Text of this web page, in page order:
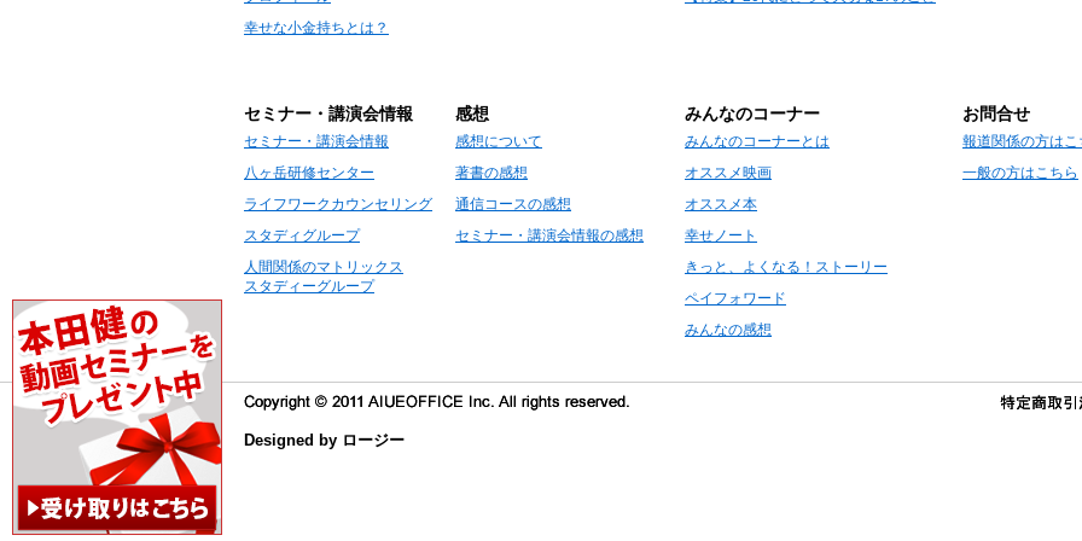
幸せな小金持ちとは？
セミナー・講演会情報
セミナー・講演会情報
八ヶ岳研修センター
ライフワークカウンセリング
スタディグループ
人間関係のマトリックス
スタディーグループ
感想
感想について
著書の感想
通信コースの感想
セミナー・講演会情報の感想
みんなのコーナー
みんなのコーナーとは
オススメ映画
オススメ本
幸せノート
きっと、よくなる！ストーリー
ペイフォワード
みんなの感想
お問合せ
報道関係の方はこ
一般の方はこちら
Designed by ロージー